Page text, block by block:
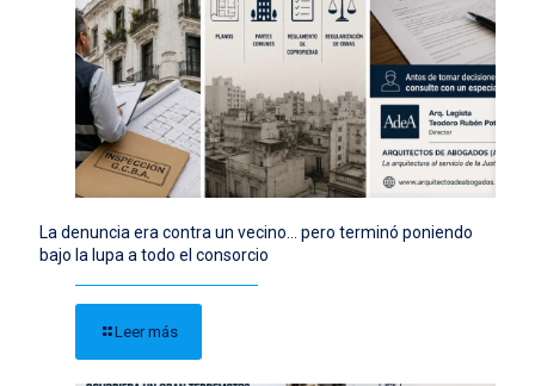
La denuncia era contra un vecino… pero terminó poniendo
bajo la lupa a todo el consorcio
Leer más